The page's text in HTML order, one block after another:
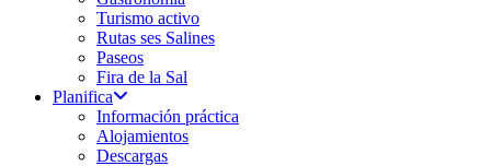
Turismo activo
Rutas ses Salines
Paseos
Fira de la Sal
Planifica
Información práctica
Alojamientos
Descargas